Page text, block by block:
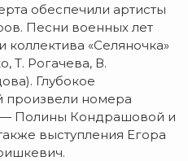
обеспечили артисты
Песни военных лет
коллектива «Селяночка»
Т. Рогачева, В.
Глубокое
произвели номера
— Полины Кондрашовой и
выступления Егора